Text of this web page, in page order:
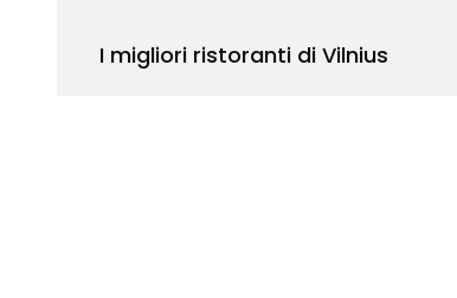
I migliori ristoranti di Vilnius